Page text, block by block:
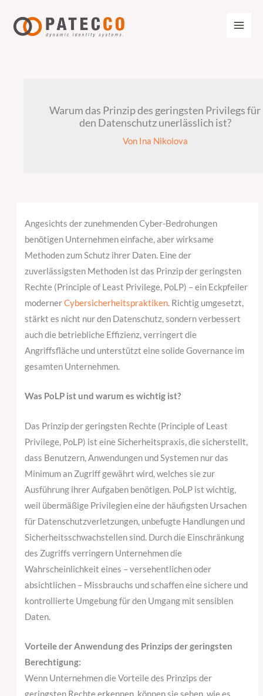
Inhalt
springen
Warum das Prinzip des geringsten Privilegs für
den Datenschutz unerlässlich ist?
Von Ina Nikolova
Angesichts der zunehmenden Cyber-Bedrohungen
benötigen Unternehmen einfache, aber wirksame
Methoden zum Schutz ihrer Daten. Eine der
zuverlässigsten Methoden ist das Prinzip der geringsten
Rechte (Principle of Least Privilege, PoLP) – ein Eckpfeiler
modernerCybersicherheitspraktiken. Richtig umgesetzt,
stärkt es nicht nur den Datenschutz, sondern verbessert
auch die betriebliche Effizienz, verringert die
Angriffsfläche und unterstützt eine solide Governance im
gesamten Unternehmen.
Was PoLP ist und warum es wichtig ist?
Das Prinzip der geringsten Rechte (Principle of Least
Privilege, PoLP) ist eine Sicherheitspraxis, die sicherstellt,
dass Benutzern, Anwendungen und Systemen nur das
Minimum an Zugriff gewährt wird, welches sie zur
Ausführung ihrer Aufgaben benötigen. PoLP ist wichtig,
weil übermäßige Privilegien eine der häufigsten Ursachen
für Datenschutzverletzungen, unbefugte Handlungen und
Sicherheitsschwachstellen sind. Durch die Einschränkung
des Zugriffs verringern Unternehmen die
Wahrscheinlichkeit eines – versehentlichen oder
absichtlichen – Missbrauchs und schaffen eine sichere und
kontrollierte Umgebung für den Umgang mit sensiblen
Daten.
Vorteile der Anwendung des Prinzips der geringsten
Berechtigung:
Wenn Unternehmen die Vorteile des Prinzips der